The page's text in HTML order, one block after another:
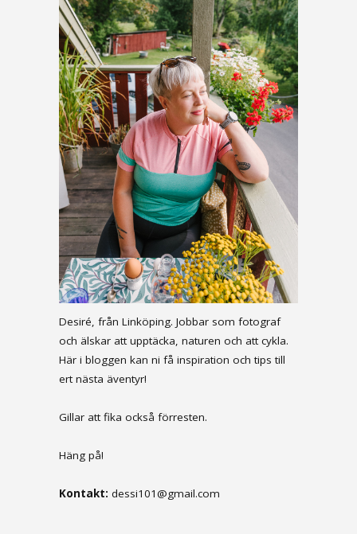
Desiré, från Linköping. Jobbar som fotograf
och älskar att upptäcka, naturen och att cykla.
Här i bloggen kan ni få inspiration och tips till
ert nästa äventyr!
Gillar att fika också förresten.
Häng på!
Kontakt: dessi101@gmail.com